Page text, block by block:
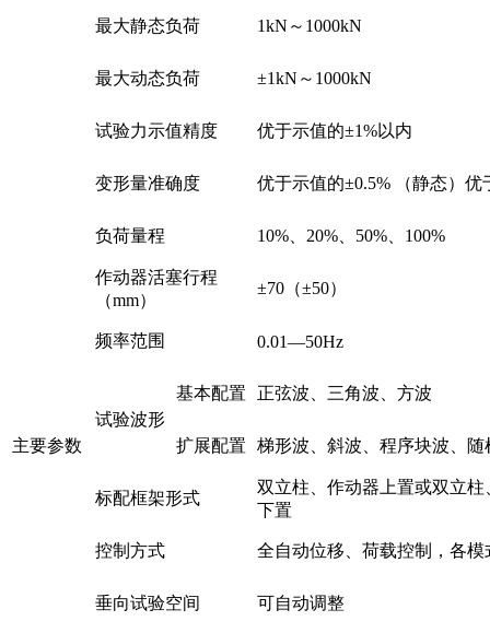
主要参数
最大静态负荷 1kN～1000kN
最大动态负荷 ±1kN～1000kN
试验力示值精度 优于示值的±1%以内
变形量准确度 优于示值的±0.5% （静态）
负荷量程 10%、20%、50%、100%
作动器活塞行程
（mm）
±70（±50）
频率范围 0.01—50Hz
试验波形
基本配置 正弦波、三角波、方波
扩展配置 梯形波、斜波、程序块波、随
标配框架形式
双立柱、作动器上置或双立柱
下置
控制方式 全自动位移、荷载控制，各
垂向试验空间 可自动调整